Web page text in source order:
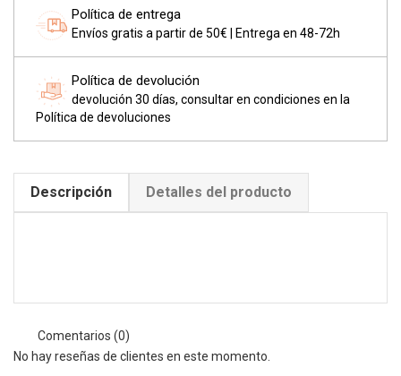
Política de entrega
Envíos gratis a partir de 50€ | Entrega en 48-72h
Política de devolución
devolución 30 días, consultar en condiciones en la
Política de devoluciones
Descripción Detalles del producto
Comentarios (0)
No hay reseñas de clientes en este momento.